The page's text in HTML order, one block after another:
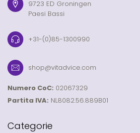
9723 ED Groningen
Paesi Bassi
+31-(0)85-1300990
shop@vitadvice.com
Numero CoC: 02067329
Partita IVA: NL8082.56.889B01
Categorie